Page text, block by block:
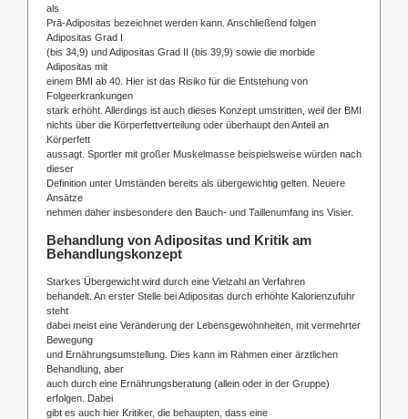
als
Prä-Adipositas bezeichnet werden kann. Anschließend folgen
Adipositas Grad I
(bis 34,9) und Adipositas Grad II (bis 39,9) sowie die morbide
Adipositas mit
einem BMI ab 40. Hier ist das Risiko für die Entstehung von
Folgeerkrankungen
stark erhöht. Allerdings ist auch dieses Konzept umstritten, weil der BMI
nichts über die Körperfettverteilung oder überhaupt den Anteil an
Körperfett
aussagt. Sportler mit großer Muskelmasse beispielsweise würden nach
dieser
Definition unter Umständen bereits als übergewichtig gelten. Neuere
Ansätze
nehmen daher insbesondere den Bauch- und Taillenumfang ins Visier.
Behandlung von Adipositas und Kritik am
Behandlungskonzept
Starkes Übergewicht wird durch eine Vielzahl an Verfahren
behandelt. An erster Stelle bei Adipositas durch erhöhte Kalorienzufuhr
steht
dabei meist eine Veränderung der Lebensgewohnheiten, mit vermehrter
Bewegung
und Ernährungsumstellung. Dies kann im Rahmen einer ärztlichen
Behandlung, aber
auch durch eine Ernährungsberatung (allein oder in der Gruppe)
erfolgen. Dabei
gibt es auch hier Kritiker, die behaupten, dass eine